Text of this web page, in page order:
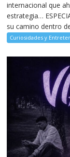
internacional que
estrategia…
su camino dentro
Curiosidades y